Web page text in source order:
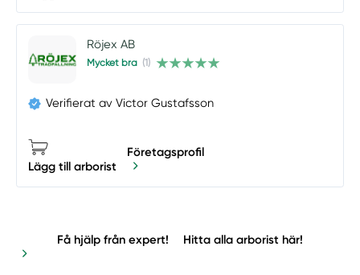
Röjex AB
Mycket bra (1)
Verifierat av Victor Gustafsson
Lägg till arborist
Företagsprofil
Få hjälp från expert! Hitta alla arborist här!